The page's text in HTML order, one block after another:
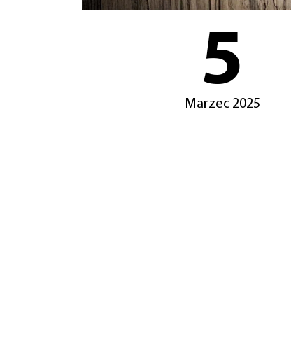
5
Marzec 2025